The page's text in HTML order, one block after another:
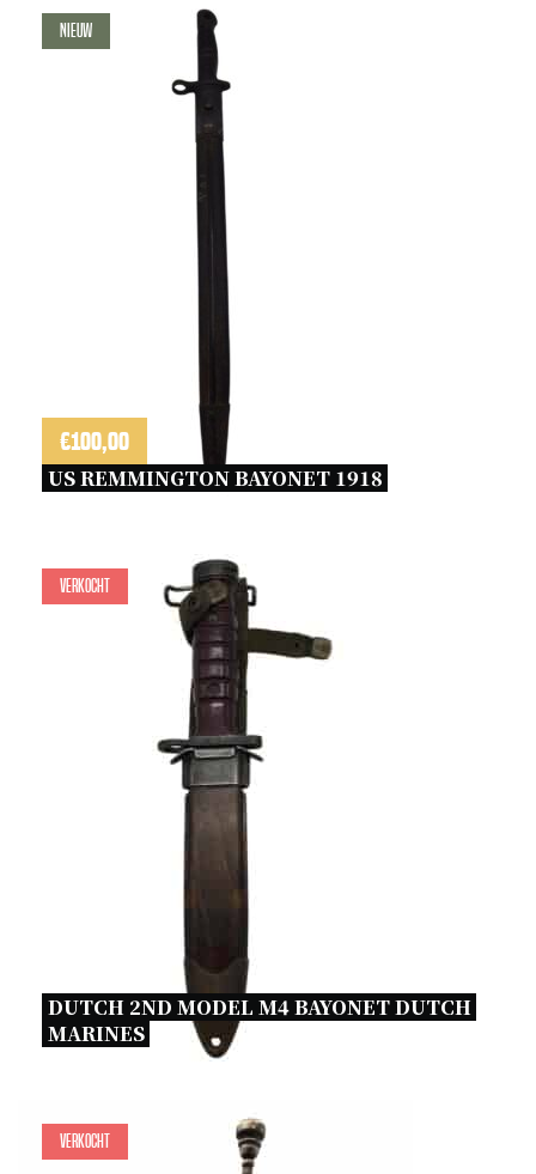
Nieuw
€100,00
US REMMINGTON BAYONET 1918
Verkocht
DUTCH 2ND MODEL M4 BAYONET DUTCH
MARINES
Verkocht